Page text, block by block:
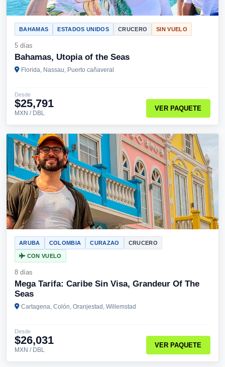
BAHAMAS ESTADOS UNIDOS CRUCERO SIN VUELO
5 días
Bahamas, Utopia of the Seas
Florida, Nassau, Puerto cañaveral
Desde
$25,791
MXN / DBL
VER PAQUETE
ARUBA COLOMBIA CURAZAO CRUCERO
CON VUELO
8 días
Mega Tarifa: Caribe Sin Visa, Grandeur Of The
Seas
Cartagena, Colón, Oranjestad, Willemstad
Desde
$26,031
MXN / DBL
VER PAQUETE